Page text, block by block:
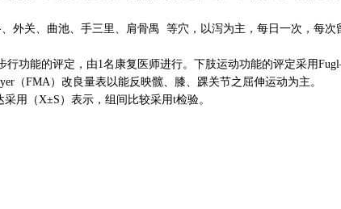
外关、曲池、手三里、肩骨禺 等穴，以泻为主，每日一次，每次
行功能的评定，由1名康复医师进行。下肢运动功能的评定采用
FMA）改良量表以能反映髋、膝、踝关节之屈伸运动为主。
用（X±S）表示，组间比较采用t检验。